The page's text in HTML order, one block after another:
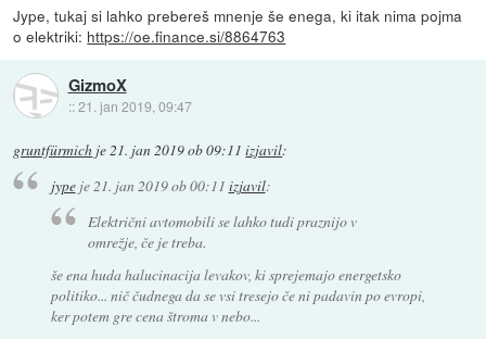
Jype, tukaj si lahko prebereš mnenje še enega, ki itak nima pojma
o elektriki: https://oe.finance.si/8864763
GizmoX
::21. jan 2019, 09:47
gruntfürmich je21. jan 2019 ob 09:11 izjavil:
jypeje21. jan 2019 ob 00:11 izjavil:
Električni avtomobili se lahko tudi praznijo v
omrežje, če je treba.
še ena huda halucinacija levakov, ki sprejemajo energetsko
politiko... nič čudnega da se vsi tresejo če ni padavin po evropi,
ker potem gre cena štroma v nebo...